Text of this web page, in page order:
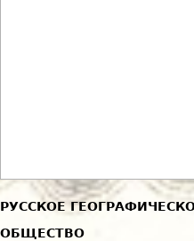
РУССКОЕ
ОБЩЕСТВО